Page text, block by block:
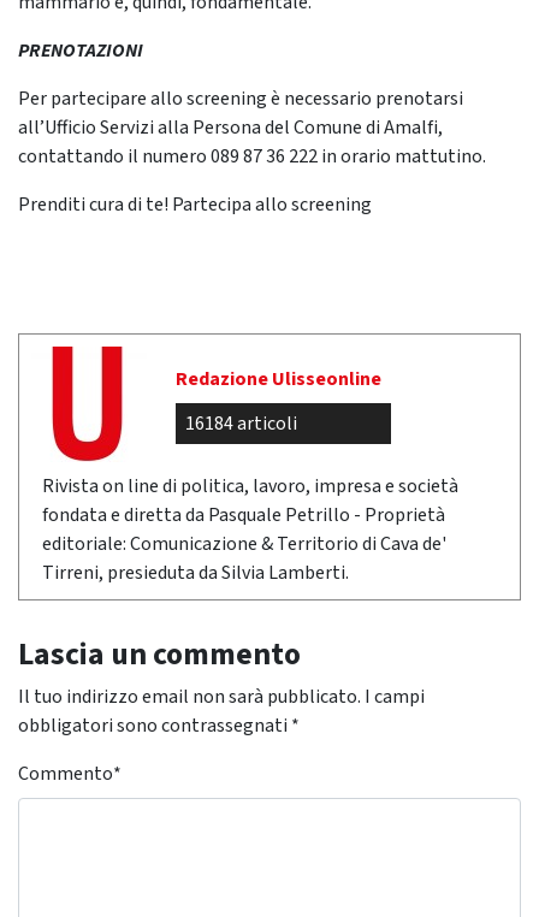
PRENOTAZIONI
Per partecipare allo screening è necessario prenotarsi
all’Ufficio Servizi alla Persona del Comune di Amalfi,
contattando il numero 089 87 36 222 in orario mattutino.
Prenditi cura di te! Partecipa allo screening
Redazione Ulisseonline
16184 articoli
Rivista on line di politica, lavoro, impresa e società
fondata e diretta da Pasquale Petrillo - Proprietà
editoriale: Comunicazione & Territorio di Cava de'
Tirreni, presieduta da Silvia Lamberti.
Lascia un commento
Il tuo indirizzo email non sarà pubblicato. I campi
obbligatori sono contrassegnati *
Commento*